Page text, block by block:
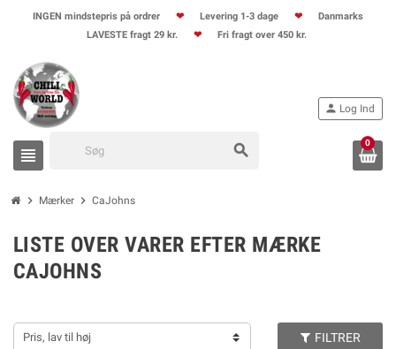
INGEN mindstepris på ordrer ❤ Levering 1-3 dage ❤
Danmarks
LAVESTE fragt 29 kr.
❤ Fri fragt over 450 kr.
view_headline search
person Log Ind
0
chevron_right Mærker chevron_right CaJohns
LISTE OVER VARER EFTER MÆRKE
CAJOHNS
Pris, lav til høj FILTRER